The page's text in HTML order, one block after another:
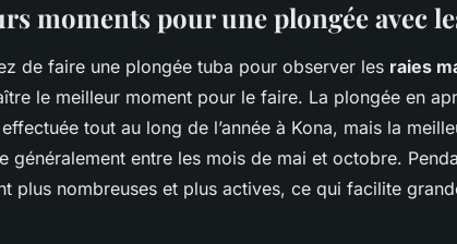
moments pour une plongée avec
de faire une plongée tuba pour observer les raies
le meilleur moment pour le faire. La plongée en
tout au long de l’année à Kona, mais la
généralement entre les mois de mai et octobre.
plus nombreuses et plus actives, ce qui facilite